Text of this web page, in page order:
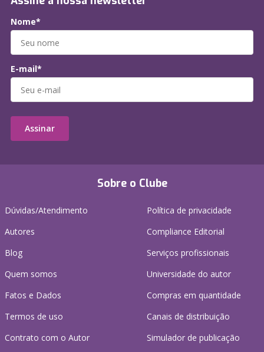
Sobre o Clube
Dúvidas/Atendimento
Autores
Blog
Quem somos
Fatos e Dados
Termos de uso
Contrato com o Autor
Política de privacidade
Compliance Editorial
Serviços profissionais
Universidade do autor
Compras em quantidade
Canais de distribuição
Simulador de publicação
Nome*
E-mail*
Assinar